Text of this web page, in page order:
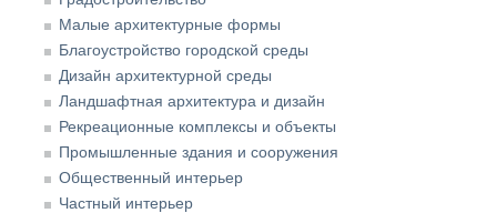
Малые архитектурные формы
Благоустройство городской среды
Дизайн архитектурной среды
Ландшафтная архитектура и дизайн
Рекреационные комплексы и объекты
Промышленные здания и сооружения
Общественный интерьер
Частный интерьер